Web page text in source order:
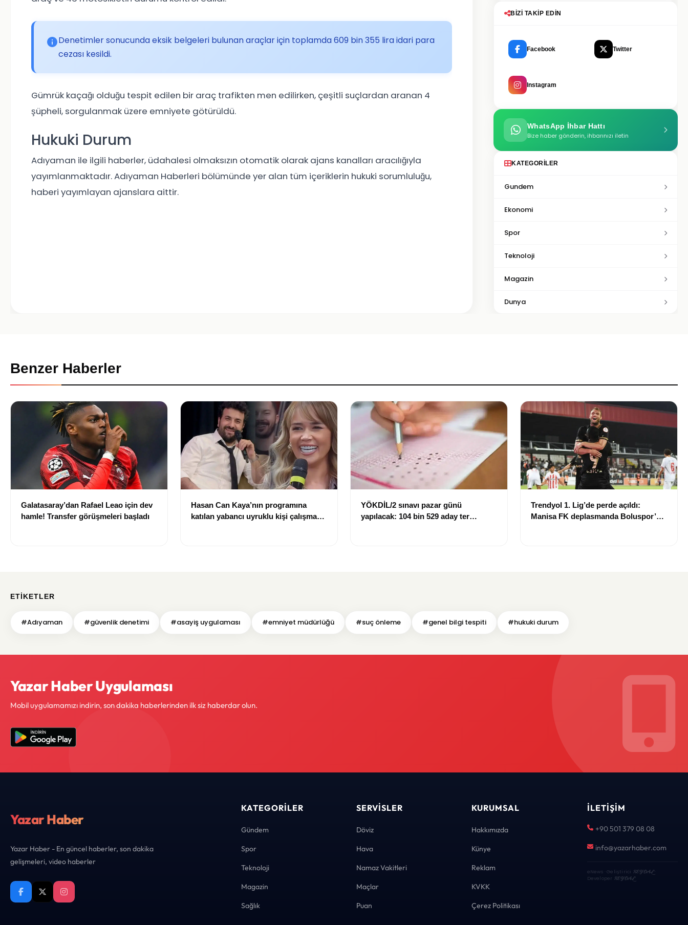
Denetimler sonucunda eksik belgeleri bulunan araçlar için toplamda 609 bin 355 lira idari para
cezası kesildi.
Gümrük kaçağı olduğu tespit edilen bir araç trafikten men edilirken, çeşitli suçlardan aranan 4
şüpheli, sorgulanmak üzere emniyete götürüldü.
Hukuki Durum
Adıyaman ile ilgili haberler, üdahalesi olmaksızın otomatik olarak ajans kanalları aracılığıyla
yayımlanmaktadır. Adıyaman Haberleri bölümünde yer alan tüm içeriklerin hukuki sorumluluğu,
haberi yayımlayan ajanslara aittir.
BIZI TAKIP EDIN
Facebook Twitter
Instagram
WhatsApp İhbar Hattı
Bize haber gönderin, ihbarınızı iletin
KATEGORILER
Gundem
Ekonomi
Spor
Teknoloji
Magazin
Dunya
Benzer Haberler
Galatasaray’dan Rafael Leao için dev
hamle! Transfer görüşmeleri başladı
Hasan Can Kaya’nın programına
katılan yabancı uyruklu kişi çalışma
YÖKDİL/2 sınavı pazar günü
yapılacak: 104 bin 529 aday ter
Trendyol 1. Lig’de perde açıldı:
Manisa FK deplasmanda Boluspor’u
ETIKETLER
#Adıyaman #güvenlik denetimi #asayiş uygulaması #emniyet müdürlüğü #suç önleme #genel bilgi tespiti #hukuki durum
Yazar Haber Uygulaması
Mobil uygulamamızı indirin, son dakika haberlerinden ilk siz haberdar olun.
Yazar Haber
Yazar Haber - En güncel haberler, son dakika
gelişmeleri, video haberler
KATEGORILER
Gündem
Spor
Teknoloji
Magazin
Sağlık
SERVISLER
Döviz
Hava
Namaz Vakitleri
Maçlar
Puan
KURUMSAL
Hakkımızda
Künye
Reklam
KVKK
Çerez Politikası
İLETIŞIM
+90 501 379 08 08
info@yazarhaber.com
eNews · Geliştirici KEYDAL·
Developer KEYDAL